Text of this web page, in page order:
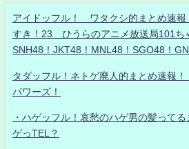
アイドッフル！ ワタクシ的まとめ速
すき！23 ひうらのアニメ放送局101ち
SNH48！JKT48！MNL48！SGO48！
タダッフル！ネトゲ廃人的まとめ速報
パワーズ！
・ハゲッフル！哀愁のハゲ男の髪って
ゲっTEL？